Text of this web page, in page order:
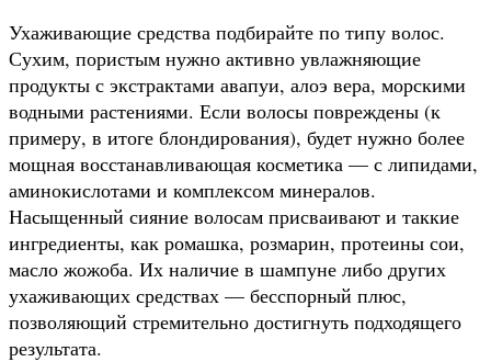
Ухаживающие средства подбирайте по типу волос.
Сухим, пористым нужно активно увлажняющие
продукты с экстрактами авапуи, алоэ вера, морскими
водными растениями. Если волосы повреждены (к
примеру, в итоге блондирования), будет нужно более
мощная восстанавливающая косметика — с липидами,
аминокислотами и комплексом минералов.
Насыщенный сияние волосам присваивают и таккие
ингредиенты, как ромашка, розмарин, протеины сои,
масло жожоба. Их наличие в шампуне либо других
ухаживающих средствах — бесспорный плюс,
позволяющий стремительно достигнуть подходящего
результата.